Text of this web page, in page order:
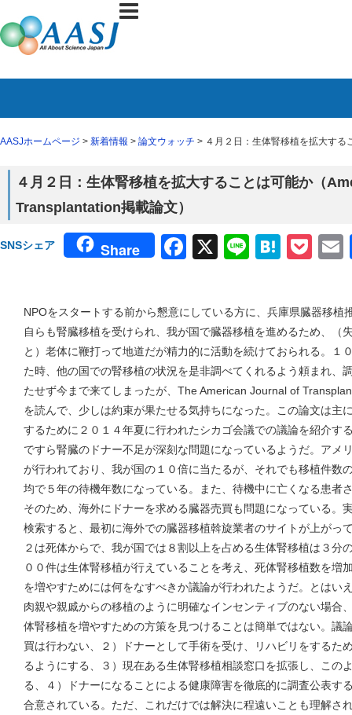
AASJホームページ > 新着情報 > 論文ウォッチ > ４月２日：生体腎移植を拡大す
４月２日：生体腎移植を拡大することは可能か（
Transplantation掲載論文）
SNSシェア Share Facebook
X Line
NPOをスタートする前から懇意にしている方に、兵庫県臓器移植
自らも腎臓移植を受けられ、我が国で臓器移植を進めるため、（
と）老体に鞭打って地道だが精力的に活動を続けておられる。１
た時、他の国での腎移植の状況を是非調べてくれるよう頼まれ、
たせず今まで来てしまったが、The American Journal of
を読んで、少しは約束が果たせる気持ちになった。この論文は主
するために２０１４年夏に行われたシカゴ会議での議論を紹介す
ですら腎臓のドナー不足が深刻な問題になっているようだ。アメ
が行われており、我が国の１０倍に当たるが、それでも移植件数
均で５年の待機年数になっている。また、待機中に亡くなる患者
そのため、海外にドナーを求める臓器売買も問題になっている。
検索すると、最初に海外での臓器移植斡旋業者のサイトが上がっ
２は死体からで、我が国では８割以上を占める生体腎移植は３分
００件は生体腎移植が行えていることを考え、死体腎移植数を増
を増やすためには何をなすべきか議論が行われたようだ。とはい
肉親や親戚からの移植のように明確なインセンティブのない場合
体腎移植を増やすための方策を見つけることは簡単ではない。議
買は行わない、２）ドナーとして手術を受け、リハビリをするた
るようにする、３）現在ある生体腎移植相談窓口を拡張し、この
る、４）ドナーになることによる健康障害を徹底的に調査公表す
合意されている。ただ、これだけでは解決に程遠いことも理解さ